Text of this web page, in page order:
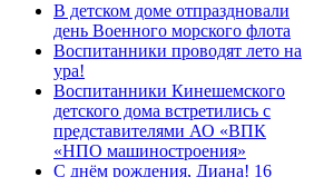
В детском доме отпраздновали
день Военного морского флота
Воспитанники проводят лето на
ура!
Воспитанники Кинешемского
детского дома встретились с
представителями АО «ВПК
«НПО машиностроения»
С днём рождения, Диана! 16